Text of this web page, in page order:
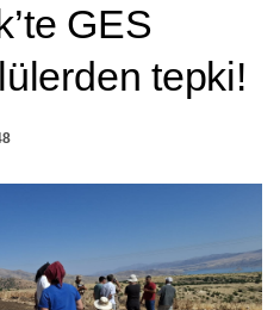
GES
tepki!